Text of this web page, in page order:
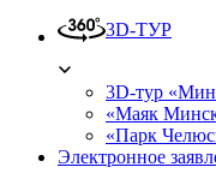
3D-ТУР
3D-тур
«Маяк
«Парк
Электронное